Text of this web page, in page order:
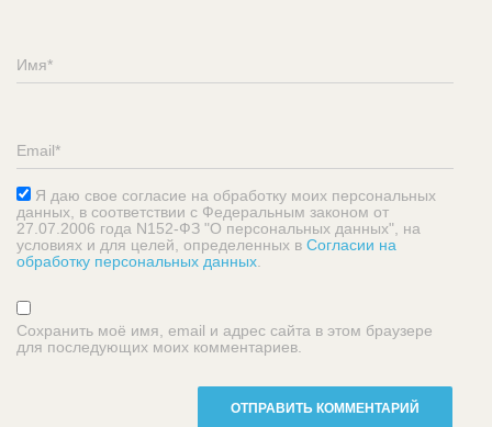
Я даю свое согласие на обработку моих персональных
данных, в соответствии с Федеральным законом от
27.07.2006 года N152-ФЗ "О персональных данных", на
условиях и для целей, определенных в Согласии на
обработку персональных данных
Сохранить моё имя, email и адрес сайта в этом браузере
для последующих моих комментариев.